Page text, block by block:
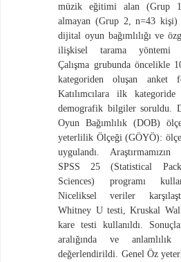
müzik eğitimi alan (Grup
almayan (Grup 2, n=43
dijital oyun bağımlılığı ve
ilişkisel tarama yöntemi
Çalışma grubunda öncelikle
kategoriden oluşan anket
Katılımcılara ilk
demografik bilgiler soruldu.
Oyun Bağımlılık (DOB)
yeterlilik Ölçeği (GÖYÖ):
uygulandı.
SPSS 25 (Statistical
Sciences) programı
Niceliksel veriler
Whitney U testi, Kruskal
kare testi kullanıldı.
aralığında ve anlamlılık
değerlendirildi. Genel Öz